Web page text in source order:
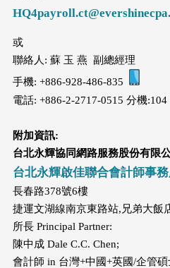
或
聯絡人: 蘇 玉 燕 副總經理
手機: +886-928-486-835
電話: +886-2-2717-0515 分機:104
附加資訊:
台北永輝協同網路服務股份有限
台北永輝啟佳聯合會計師事
長春路378號6樓
捷運文湖線南京東路站,兄弟大飯
所長 Principal Partner:
陳中成 Dale C.C. Chen;
會計師 in 台灣+中國+英國/企管